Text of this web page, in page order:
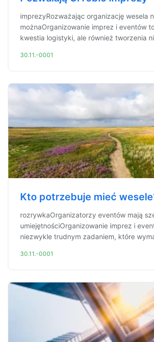
imprezyRozważając organizację wesela
możnaOrganizowanie imprez i eventów
kwestia logistyki, ale również tworzenia
30.11.-0001
Kto potrzebuje mieć
rozrywkaOrganizatorzy eventów mają
umiejętnościOrganizowanie imprez i
niezwykle trudnym zadaniem, które
30.11.-0001